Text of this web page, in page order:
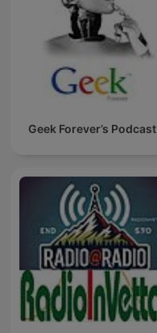
Geek Forever’s Podcast